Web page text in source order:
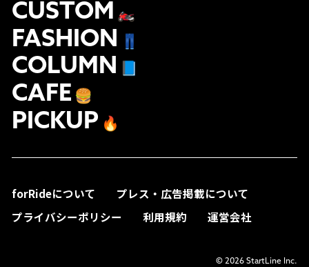
CUSTOM 🏍
FASHION 👖
COLUMN
CAFE 🍔
PICKUP 🔥
forRideについて
プレス・広告掲載について
プライバシーポリシー
利用規約 運営会社
© 2026 StartLine Inc.